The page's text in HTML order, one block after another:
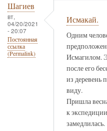
Шагиев
вт,
04/20/2021
- 20:07
Постоянная
ссылка
(Permalink)
Исмакай.
Одним
Исмагилом.
после его
из деревень
виду.
Пришла
к
замедлилась.